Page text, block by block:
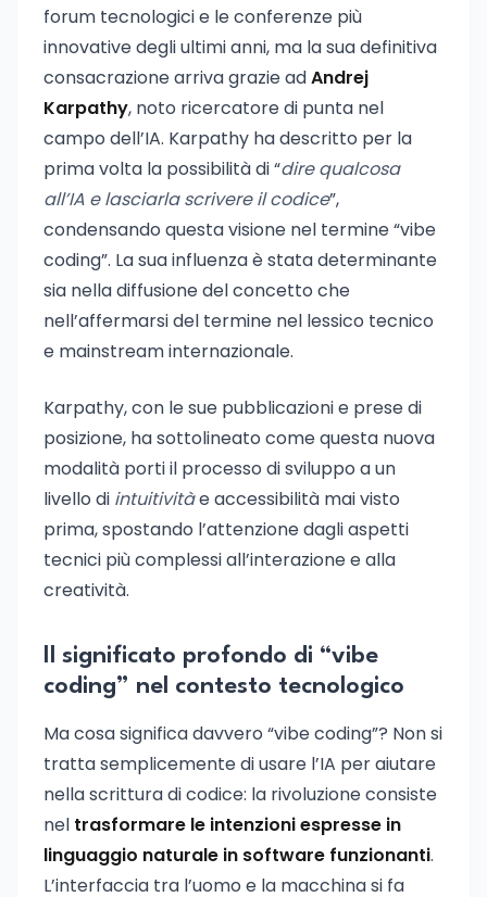
forum tecnologici e le conferenze più
innovative degli ultimi anni, ma la sua definitiva
consacrazione arriva grazie adAndrej
Karpathy, noto ricercatore di punta nel
campo dell’IA. Karpathy ha descritto per la
prima volta la possibilità di “dire qualcosa
all’IA e lasciarla scrivere il codice”,
condensando questa visione nel termine “vibe
coding”. La sua influenza è stata determinante
sia nella diffusione del concetto che
nell’affermarsi del termine nel lessico tecnico
e mainstream internazionale.
Karpathy, con le sue pubblicazioni e prese di
posizione, ha sottolineato come questa nuova
modalità porti il processo di sviluppo a un
livello di intuitivitàe accessibilità mai visto
prima, spostando l’attenzione dagli aspetti
tecnici più complessi all’interazione e alla
creatività.
Il significato profondo di “vibe
coding” nel contesto tecnologico
Ma cosa significa davvero “vibe coding”? Non si
tratta semplicemente di usare l’IA per aiutare
nella scrittura di codice: la rivoluzione consiste
nel trasformare le intenzioni espresse in
linguaggio naturale in software funzionanti.
L’interfaccia tra l’uomo e la macchina si fa